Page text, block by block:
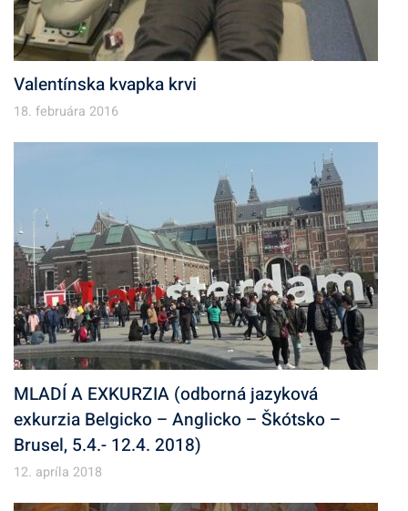
Valentínska kvapka krvi
18. februára 2016
MLADÍ A EXKURZIA (odborná jazyková
exkurzia Belgicko – Anglicko – Škótsko –
Brusel, 5.4.- 12.4. 2018)
12. apríla 2018